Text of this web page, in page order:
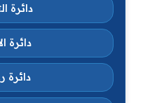
دائرة
دائرة
دائرة